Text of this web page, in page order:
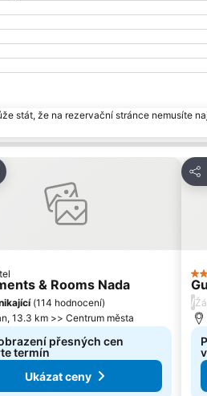
stát, že na rezervační stránce nemusíte
na seznam oblíbených hotelů
hvězdiček& Rooms Nada
(114 hodnocení)
13.3 km >> Centrum města
přesných cen
termín
Ukázat ceny
3
/